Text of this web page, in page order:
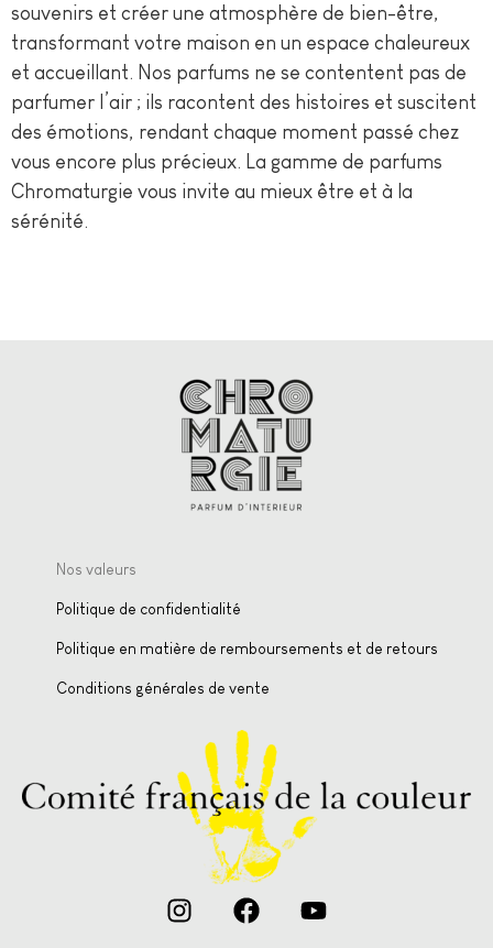
souvenirs et créer une atmosphère de bien-être,
transformant votre maison en un espace chaleureux
et accueillant. Nos parfums ne se contentent pas de
parfumer l’air ; ils racontent des histoires et suscitent
des émotions, rendant chaque moment passé chez
vous encore plus précieux. La gamme de parfums
Chromaturgie vous invite au mieux être et à la
sérénité.
Nos valeurs
Politique de confidentialité
Politique en matière de remboursements et de retours
Conditions générales de vente